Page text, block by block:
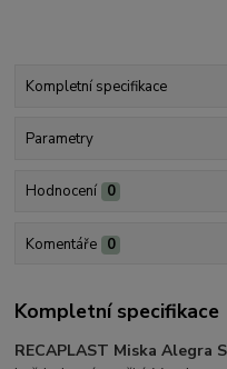
Kompletní specifikace
Parametry
Hodnocení 0
Komentáře 0
Kompletní specifikace
RECAPLAST Miska Alegra